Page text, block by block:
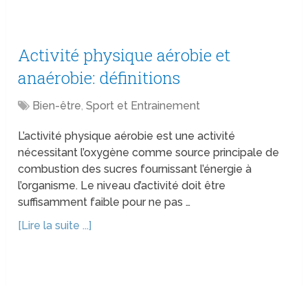
Activité physique aérobie et
anaérobie: définitions
Bien-être,Sport et Entrainement
L’activité physique aérobie est une activité
nécessitant l’oxygène comme source principale de
combustion des sucres fournissant l’énergie à
l’organisme. Le niveau d’activité doit être
suffisamment faible pour ne pas …
[Lire la suite ...]